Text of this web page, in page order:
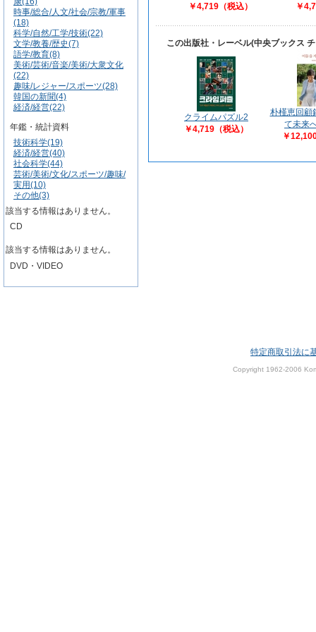
時事/総合/人文/社会/宗教/軍事
(18)
科学/自然/工学/技術(22)
文学/教養/歴史(7)
語学/教育(8)
美術/芸術/音楽/美術/大衆文化
(22)
趣味/レジャー/スポーツ(28)
韓国の新聞(4)
経済/経営(22)
年鑑・統計資料
技術科学(19)
経済/経営(40)
社会科学(44)
芸術/美術/文化/スポーツ/趣味/
実用(10)
その他(3)
該当する情報はありません。
CD
該当する情報はありません。
DVD・VIDEO
￥4,719（税込）
￥
この出版社・レーベル(中央ブックス
クライムパズル2
￥4,719（税込）
朴槿恵回
て未来
￥
特定商取引法に
Copyright 1962-2006